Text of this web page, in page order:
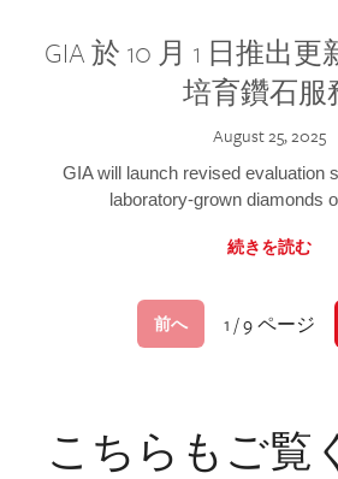
GIA 於 10 月 1 日推出
培育鑽石服
August 25, 2025
GIA will launch revised evaluation
laboratory-grown diamonds
続きを読む
前へ 1 / 9 ページ
こちらもご覧